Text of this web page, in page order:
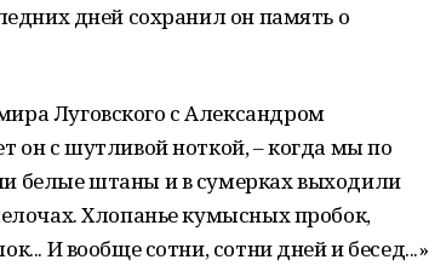
дней сохранил он память о
Луговского с Александром
он с шутливой ноткой, – когда мы по
белые штаны и в сумерках выходили
Хлопанье кумысных пробок,
И вообще сотни, сотни дней и бесед...»